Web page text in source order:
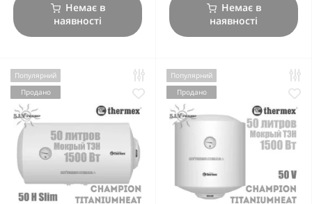
Немає в
наявності
Немає в
наявності
Популярний
Продано
Популярний
Продано